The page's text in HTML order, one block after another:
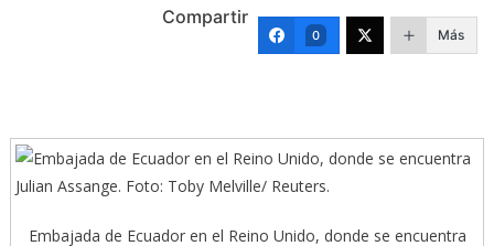
Compartir
0 Más
Embajada de Ecuador en el Reino Unido, donde se encuentra